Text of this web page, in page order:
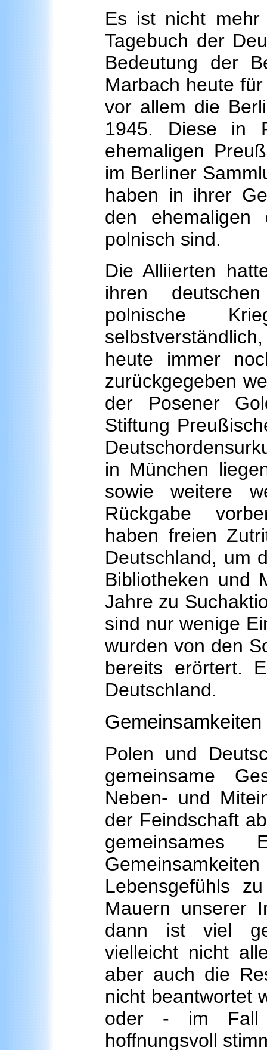
Es ist nicht
Tagebuch der
Bedeutung der
Marbach heute
vor allem die
1945. Diese in
ehemaligen
im Berliner
haben in ihrer
den ehemaligen
polnisch sind.
Die Alliierten
ihren
polnische
heute immer
zurückgegeben
der Posener
Stiftung
in München
sowie weitere
Rückgabe
haben freien
Deutschland, um
Bibliotheken und
Jahre zu
sind nur wenige
wurden von den
bereits erörtert.
Deutschland.
Polen und
gemeinsame
Neben- und
der Feindschaft
Lebensgefühls
Mauern unserer
dann ist viel
vielleicht nicht
aber auch die
nicht beantwortet
oder - im Fall
hoffnungsvoll